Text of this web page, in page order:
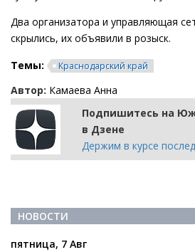
Два организатора и управляющая
скрылись, их объявили в розыск.
Темы:
Краснодарский край
Автор: Камаева Анна
Подпишитесь на
в Дзене
Держим в курсе
НОВОСТИ
пятница, 7 Авг